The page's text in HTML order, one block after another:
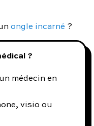
ongle incarné ?
?
médecin en
visio ou